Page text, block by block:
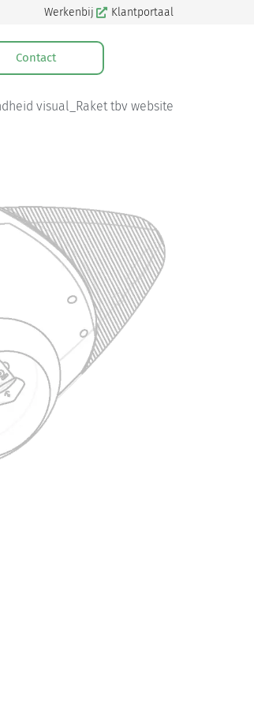
Werkenbij Klantportaal
Contact
visual_Raket tbv website